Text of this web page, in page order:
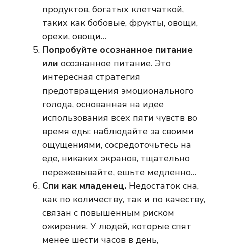
продуктов, богатых клетчаткой,
таких как бобовые, фрукты, овощи,
орехи, овощи…
Попробуйте осознанное питание
или осознанное питание. Это
интересная стратегия
предотвращения эмоционального
голода, основанная на идее
использования всех пяти чувств во
время еды: наблюдайте за своими
ощущениями, сосредоточьтесь на
еде, никаких экранов, тщательно
пережевывайте, ешьте медленно…
Спи как младенец. Недостаток сна,
как по количеству, так и по качеству,
связан с повышенным риском
ожирения. У людей, которые спят
менее шести часов в день,